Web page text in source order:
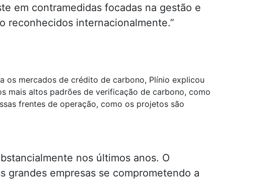
em contramedidas focadas na gestão e
reconhecidos internacionalmente.”
os mercados de crédito de carbono, Plínio explicou
mais altos padrões de verificação de carbono, como
frentes de operação, como os projetos são
nos últimos anos. O
grandes empresas se comprometendo a